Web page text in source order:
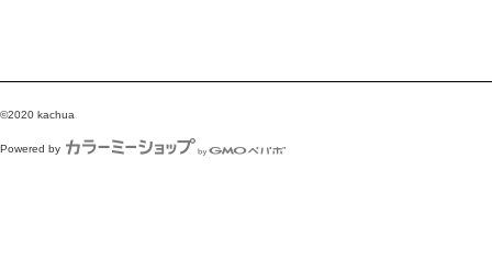
©2020 kachua
Powered by